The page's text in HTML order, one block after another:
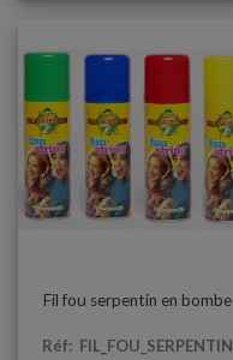
Fil fou serpentin en bombe
Réf: FIL_FOU_SERPENTIN